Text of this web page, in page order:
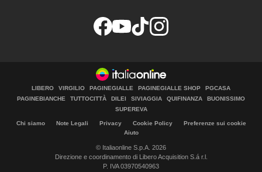
LIBERO VIRGILIO PAGINEGIALLE PAGINEGIALLE SHOP
PGCASA
PAGINEBIANCHE
TUTTOCITTÀ DILEI SIVIAGGIA QUIFINANZA
BUONISSIMO
SUPEREVA
Chi siamo Note Legali Privacy Cookie Policy
Preferenze sui cookie
Aiuto
© Italiaonline S.p.A. 2026
Direzione e coordinamento di Libero Acquisition S.á r.l.
P. IVA 03970540963